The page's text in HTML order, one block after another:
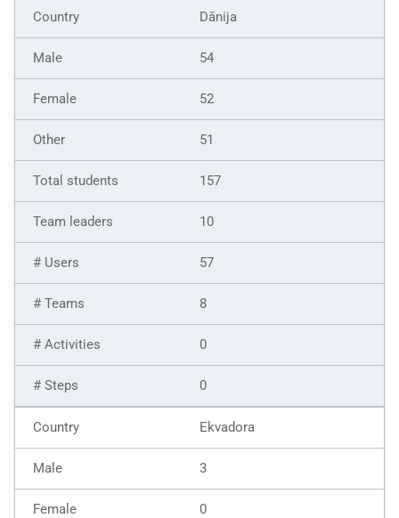
Dānija
54
52
51
157
10
57
8
0
0
Ekvadora
3
0